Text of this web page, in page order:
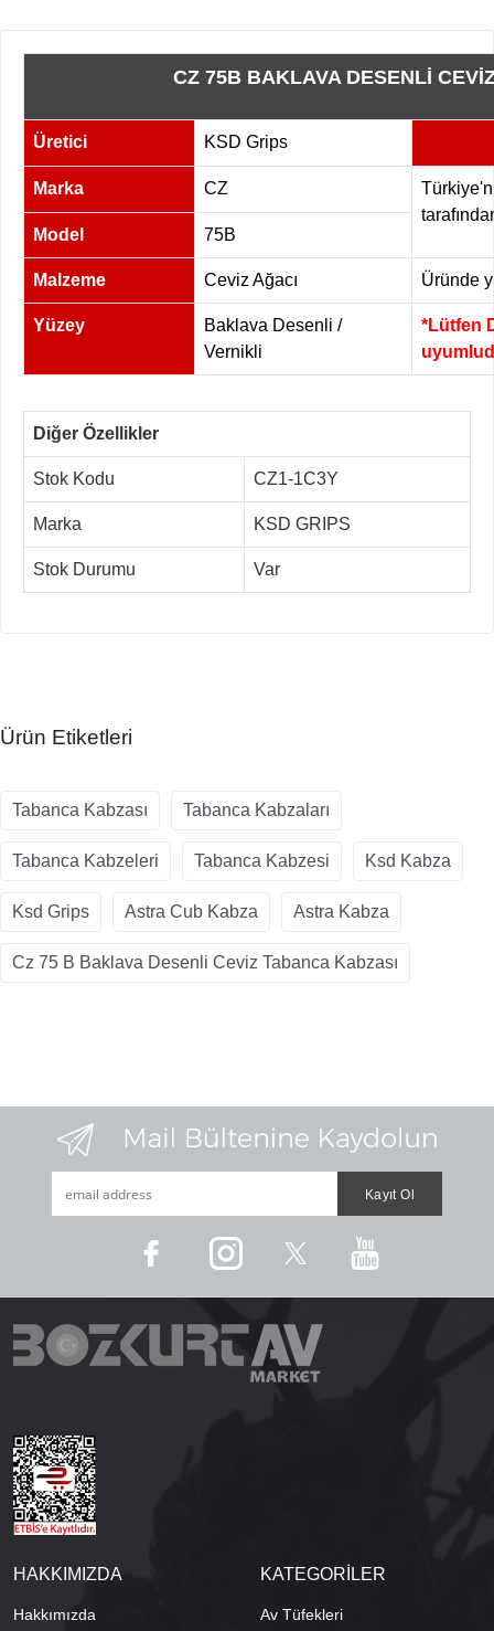
CZ 75B BAKLAVA DESENLİ
Üretici KSD Grips
Marka CZ
Model
75B
Malzeme Ceviz Ağacı Üründe
Yüzey
Baklava Desenli /
Vernikli
*Lütfen
Diğer Özellikler
Stok Kodu CZ1-1C3Y
Marka KSD GRIPS
Stok Durumu Var
Ürün Etiketleri
Tabanca Kabzası Tabanca Kabzaları
Tabanca Kabzeleri Tabanca Kabzesi Ksd Kabza
Ksd Grips Astra Cub Kabza Astra Kabza
Cz 75 B Baklava Desenli Ceviz Tabanca Kabzası
HAKKIMIZDA
Hakkımızda
KATEGORİLER
Av Tüfekleri